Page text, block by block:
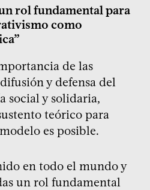
rol fundamental para
como
de las
y defensa del
social y solidaria,
teórico para
es posible.
en todo el mundo y
un rol fundamental